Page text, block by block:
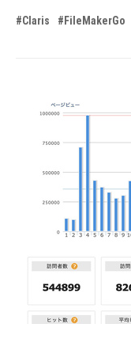
#Claris #FileMakerGo